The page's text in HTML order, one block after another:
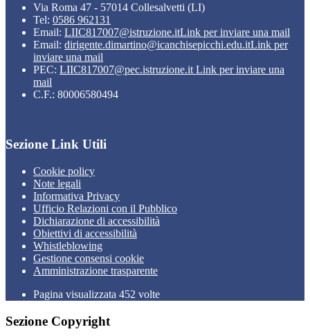
Via Roma 47 - 57014 Collesalvetti (LI)
Tel: 0586 962131
Email: LIIC817007@istruzione.itLink per inviare una mail
Email: dirigente.dimartino@icanchisepicchi.edu.itLink per
inviare una mail
PEC: LIIC817007@pec.istruzione.it Link per inviare una
mail
C.F.: 80006580494
Sezione Link Utili
Cookie policy
Note legali
Informativa Privacy
Ufficio Relazioni con il Pubblico
Dichiarazione di accessibilità
Obiettivi di accessibilità
Whistleblowing
Gestione consensi cookie
Amministrazione trasparente
Pagina visualizzata 452 volte
Sezione Copyright